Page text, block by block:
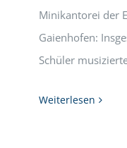
Minikantorei der
Gaienhofen:
Schüler
Weiterlesen